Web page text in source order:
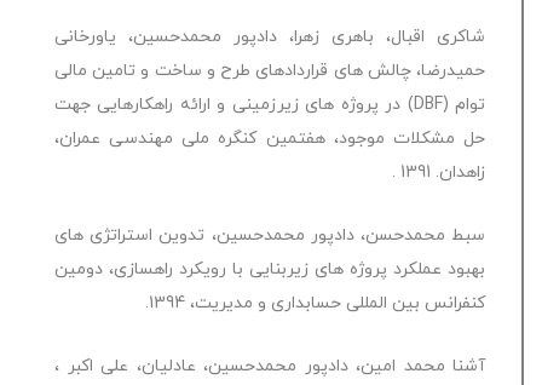
شاکری اقبال، باهری زهرا، دادپور محمدحسین، یاورخانی
حمیدرضا، چالش های قراردادهای طرح و ساخت و تامین مالی
توام (DBF) در پروژه های زیرزمینی و ارائه راهکارهایی جهت
حل مشکلات موجود، هفتمین کنگره ملی مهندسی عمران،
زاهدان. 1391 .
سبط محمدحسن، دادپور محمدحسین، تدوین استراتژی های
بهبود عملکرد پروژه های زیربنایی با رویکرد راهسازی، دومین
کنفرانس بین المللی حسابداری و مدیریت، 1394.
آشنا محمد امین، دادپور محمدحسین، عادلیان، علی اکبر ،